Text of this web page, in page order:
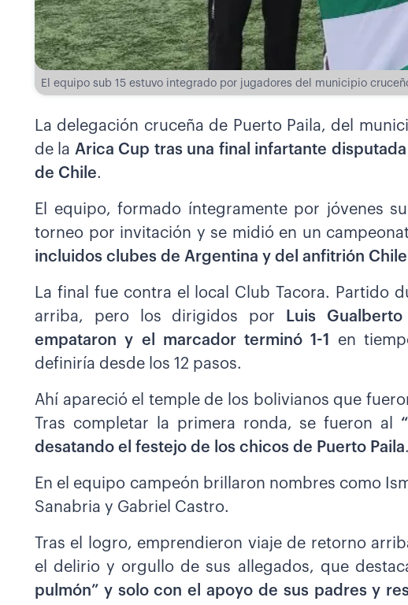
El equipo sub 15 estuvo integrado por jugadores del municipio
La delegación cruceña de Puerto Paila, del
de la Arica Cup tras una final infartante
de Chile.
El equipo, formado íntegramente por jóvenes
torneo por invitación y se midió en un
incluidos clubes de Argentina y del anfitrión Chile
La final fue contra el local Club Tacora. Partido
arriba, pero los dirigidos por
Luis
empataron y el marcador terminó 1-1 en
definiría desde los 12 pasos.
Ahí apareció el temple de los bolivianos que
Tras completar la primera ronda, se fueron al
desatando el festejo de los chicos de Puerto Paila.
En el equipo campeón brillaron nombres como
Sanabria y Gabriel Castro.
Tras el logro, emprendieron viaje de retorno
el delirio y orgullo de sus allegados, que
pulmón” y solo con el apoyo de sus padres y